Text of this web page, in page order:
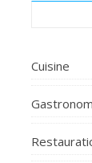
Cuisine